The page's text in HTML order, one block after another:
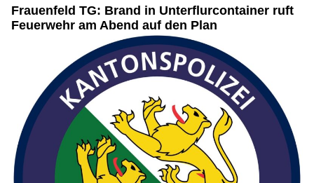
Frauenfeld TG: Brand in Unterflurcontainer ruft
Feuerwehr am Abend auf den Plan